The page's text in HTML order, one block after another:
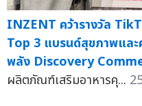
INZENT คว้ารางวัล
Top 3 แบรนด์สุขภาพแล
พลัง Discovery
ผลิตภัณฑ์เสริมอาหารคุ...